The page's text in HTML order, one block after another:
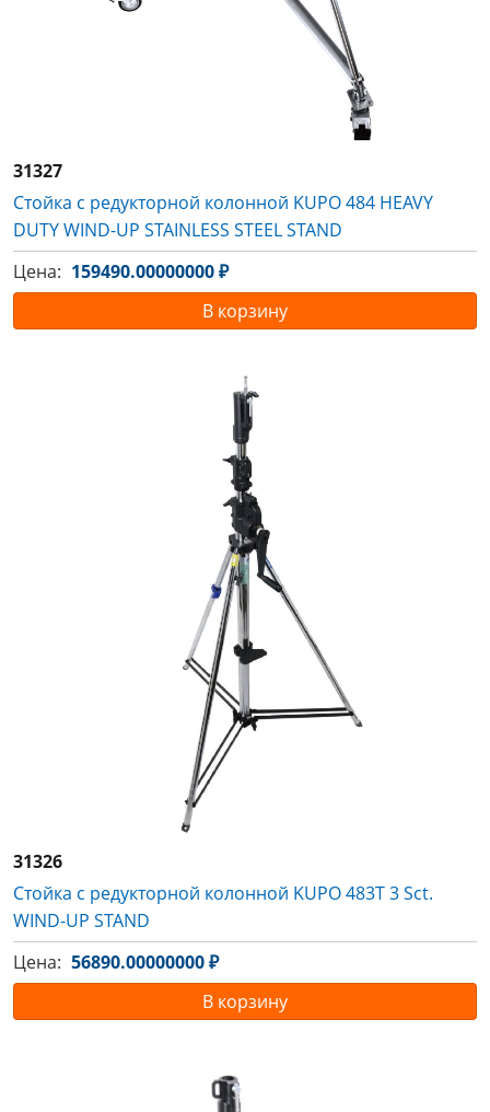
31327
Стойка с редукторной колонной KUPO 484 HEAVY
DUTY WIND-UP STAINLESS STEEL STAND
Цена: 159490.00000000 ₽
В корзину
31326
Стойка с редукторной колонной KUPO 483T 3 Sct.
WIND-UP STAND
Цена: 56890.00000000 ₽
В корзину